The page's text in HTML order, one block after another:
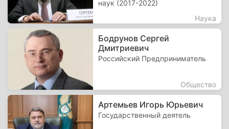
наук (2017-2022)
Наука
Бодрунов Сергей
Дмитриевич
Российский Предприниматель
Общество
Артемьев Игорь Юрьевич
Государственный деятель